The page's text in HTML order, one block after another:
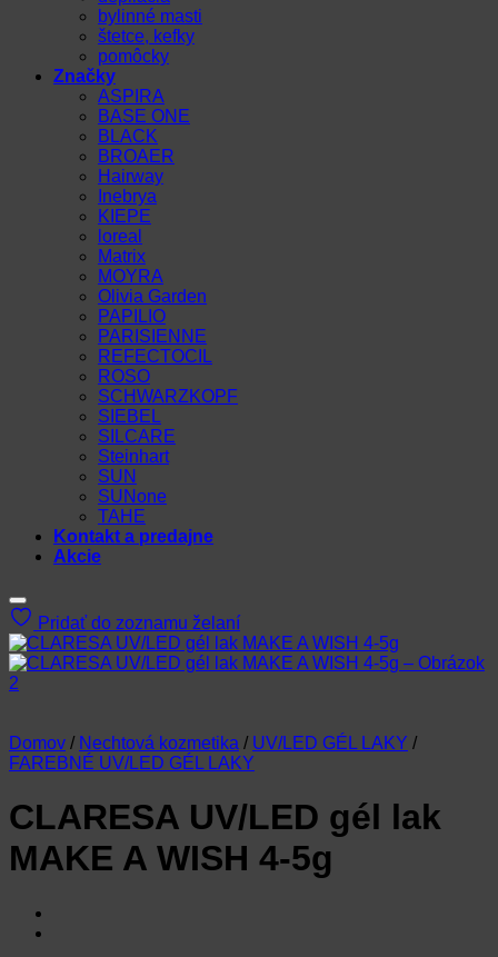
bylinné masti
štetce, kefky
pomôcky
Značky
ASPIRA
BASE ONE
BLACK
BROAER
Hairway
Inebrya
KIEPE
loreal
Matrix
MOYRA
Olivia Garden
PAPILIO
PARISIENNE
REFECTOCIL
ROSO
SCHWARZKOPF
SIEBEL
SILCARE
Steinhart
SUN
SUNone
TAHE
Kontakt a predajne
Akcie
Pridať do zoznamu želaní
Domov / Nechtová kozmetika / UV/LED GÉL LAKY /
FAREBNÉ UV/LED GÉL LAKY
CLARESA UV/LED gél lak
MAKE A WISH 4-5g